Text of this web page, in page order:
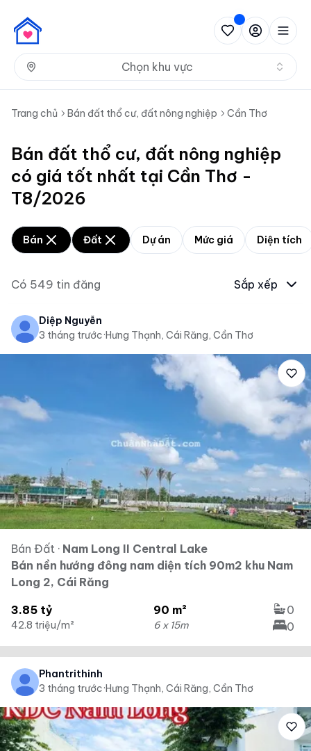
Chọn khu vực
Trang chủ Bán đất thổ cư, đất nông nghiệp Cần Thơ
Bán đất thổ cư, đất nông nghiệp
có giá tốt nhất tại Cần Thơ -
T8/2026
Bán Đất Dự án Mức giá Diện tích
Có 549 tin đăng Sắp xếp
Diệp Nguyễn
3 tháng trước·Hưng Thạnh, Cái Răng, Cần Thơ
Bán Đất · Nam Long II Central Lake
Bán nền hướng đông nam diện tích 90m2 khu Nam
Long 2, Cái Răng
3.85 tỷ
42.8 triệu/m²
90 m²
6 x 15m
0
0
Phantrithinh
3 tháng trước·Hưng Thạnh, Cái Răng, Cần Thơ